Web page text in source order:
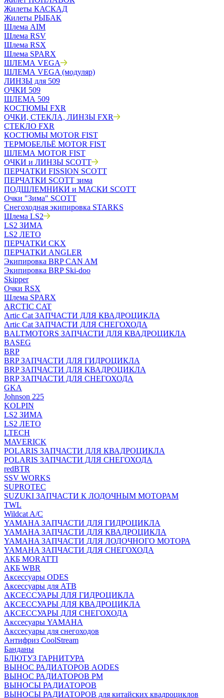
Жилеты КАСКАД
Жилеты РЫБАК
Шлема AIM
Шлема RSV
Шлема RSX
Шлема SPARX
ШЛЕМА VEGA
ШЛЕМА VEGA (модуляр)
ЛИНЗЫ для 509
ОЧКИ 509
ШЛЕМА 509
КОСТЮМЫ FXR
ОЧКИ, СТЕКЛА, ЛИНЗЫ FXR
СТЕКЛО FXR
КОСТЮМЫ MOTOR FIST
ТЕРМОБЕЛЬЁ MOTOR FIST
ШЛЕМА MOTOR FIST
ОЧКИ и ЛИНЗЫ SCOTT
ПЕРЧАТКИ FISSION SCOTT
ПЕРЧАТКИ SCOTT зима
ПОДШЛЕМНИКИ и МАСКИ SCOTT
Очки "Зима" SCOTT
Снегоходная экипировка STARKS
Шлема LS2
LS2 ЗИМА
LS2 ЛЕТО
ПЕРЧАТКИ CKX
ПЕРЧАТКИ ANGLER
Экипировка BRP CAN AM
Экипировка BRP Ski-doo
Skipper
Очки RSX
Шлема SPARX
ARCTIC CAT
Artic Cat ЗАПЧАСТИ ДЛЯ КВАДРОЦИКЛА
Artic Cat ЗАПЧАСТИ ДЛЯ СНЕГОХОДА
BALTMOTORS ЗАПЧАСТИ ДЛЯ КВАДРОЦИКЛА
BASEG
BRP
BRP ЗАПЧАСТИ ДЛЯ ГИДРОЦИКЛА
BRP ЗАПЧАСТИ ДЛЯ КВАДРОЦИКЛА
BRP ЗАПЧАСТИ ДЛЯ СНЕГОХОДА
GKA
Johnson 225
KOLPIN
LS2 ЗИМА
LS2 ЛЕТО
LTECH
MAVERICK
POLARIS ЗАПЧАСТИ ДЛЯ КВАДРОЦИКЛА
POLARIS ЗАПЧАСТИ ДЛЯ СНЕГОХОДА
redBTR
SSV WORKS
SUPROTEC
SUZUKI ЗАПЧАСТИ К ЛОДОЧНЫМ МОТОРАМ
TWL
Wildcat A/C
YAMAHA ЗАПЧАСТИ ДЛЯ ГИДРОЦИКЛА
YAMAHA ЗАПЧАСТИ ДЛЯ КВАДРОЦИКЛА
YAMAHA ЗАПЧАСТИ ДЛЯ ЛОДОЧНОГО МОТОРА
YAMAHA ЗАПЧАСТИ ДЛЯ СНЕГОХОДА
АКБ MORATTI
АКБ WBR
Аксессуары ODES
Аксессуары для АТВ
АКСЕССУАРЫ ДЛЯ ГИДРОЦИКЛА
АКСЕССУАРЫ ДЛЯ КВАДРОЦИКЛА
АКСЕССУАРЫ ДЛЯ СНЕГОХОДА
Акссесуары YAMAHA
Акссесуары для снегоходов
Антифриз CoolStream
Банданы
БЛЮТУЗ ГАРНИТУРА
ВЫНОС РАДИАТОРОВ AODES
ВЫНОС РАДИАТОРОВ РМ
ВЫНОСЫ РАДИАТОРОВ
ВЫНОСЫ РАДИАТОРОВ для китайских квадроциклов